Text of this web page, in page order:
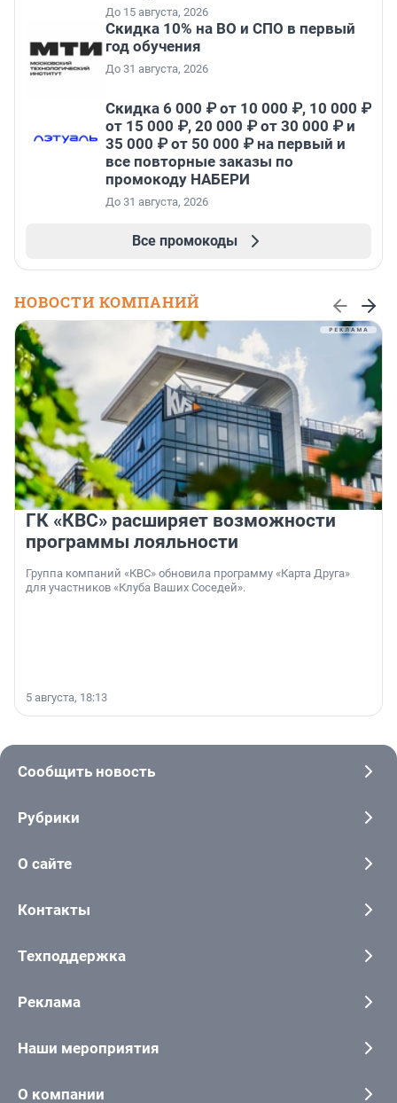
До 15 августа, 2026
Скидка 10% на ВО и СПО в первый
год обучения
До 31 августа, 2026
Скидка 6 000 ₽ от 10 000 ₽, 10 000 ₽
от 15 000 ₽, 20 000 ₽ от 30 000 ₽ и
35 000 ₽ от 50 000 ₽ на первый и
все повторные заказы по
промокоду НАБЕРИ
До 31 августа, 2026
Все промокоды
НОВОСТИ КОМПАНИЙ
ГК «КВС» расширяет возможности
программы лояльности
Группа компаний «КВС» обновила программу «Карта Друга»
для участников «Клуба Ваших Соседей».
5 августа, 18:13
Сообщить новость
Рубрики
О сайте
Контакты
Техподдержка
Реклама
Наши мероприятия
О компании